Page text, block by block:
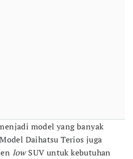
model yang banyak
Daihatsu Terios juga
lowSUV untuk kebutuhan